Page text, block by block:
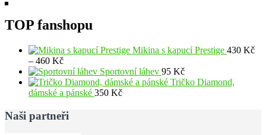
TOP fanshopu
Mikina s kapucí Prestige 430 Kč
– 460 KčRozpětí
cen:
430 Kč
až
Sportovní láhev 95 Kč
Tričko Diamond,
dámské a pánské 350 Kč
Naši partneři